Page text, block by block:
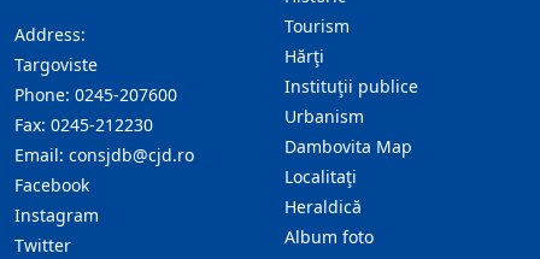
Address:
Targoviste
Phone: 0245-207600
Fax: 0245-212230
Email: consjdb@cjd.ro
Facebook
Instagram
Twitter
Tourism
Hărţi
Instituţii publice
Urbanism
Dambovita Map
Localitaţi
Heraldică
Album foto